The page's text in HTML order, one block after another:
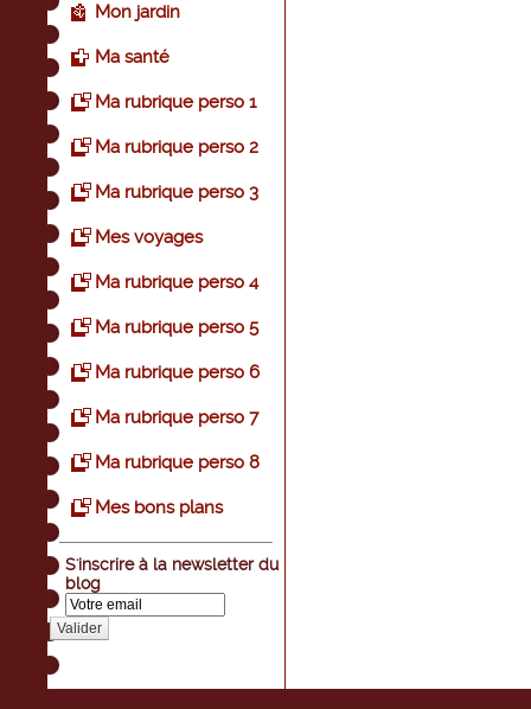
Mon jardin
Ma santé
Ma rubrique perso 1
Ma rubrique perso 2
Ma rubrique perso 3
Mes voyages
Ma rubrique perso 4
Ma rubrique perso 5
Ma rubrique perso 6
Ma rubrique perso 7
Ma rubrique perso 8
Mes bons plans
S'inscrire à la newsletter du
blog
Valider